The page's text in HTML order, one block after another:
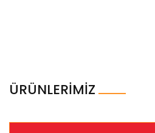
ÜRÜNLERİMİZ